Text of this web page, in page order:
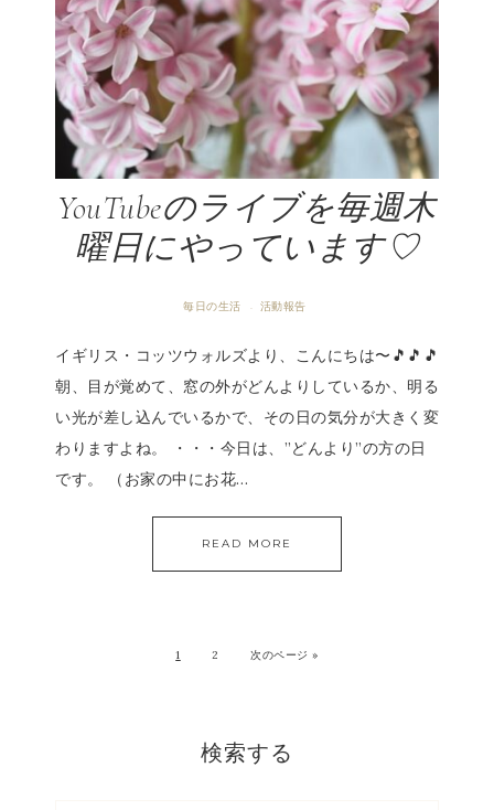
YouTubeのライブを毎週木
曜日にやっています♡
毎日の生活 · 活動報告
イギリス・コッツウォルズより、こんにちは〜🎵🎵🎵
朝、目が覚めて、窓の外がどんよりしているか、明る
い光が差し込んでいるかで、その日の気分が大きく変
わりますよね。 ・・・今日は、”どんより”の方の日
です。 （お家の中にお花…
READ MORE
1 2 次のページ »
検索する